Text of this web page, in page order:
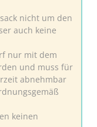
nicht um den
auch keine
nur mit dem
und muss für
abnehmbar
keinen